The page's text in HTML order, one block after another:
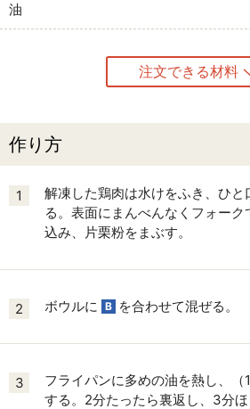
油
注文できる材料
作り方
1
解凍した鶏肉は水けをふき、ひと
る。表面にまんべんなくフォーク
込み、片栗粉をまぶす。
2 ボウルに B を合わせて混ぜる。
3
フライパンに多めの油を熱し、（
する。2分たったら裏返し、3分ほ